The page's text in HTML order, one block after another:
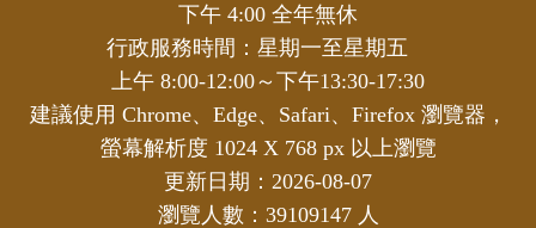
下午 4:00 全年無休
行政服務時間：星期一至星期五
上午 8:00-12:00～下午13:30-17:30
建議使用 Chrome、Edge、Safari、Firefox 瀏覽器，
螢幕解析度 1024 X 768 px 以上瀏覽
更新日期：2026-08-07
瀏覽人數：39109147 人